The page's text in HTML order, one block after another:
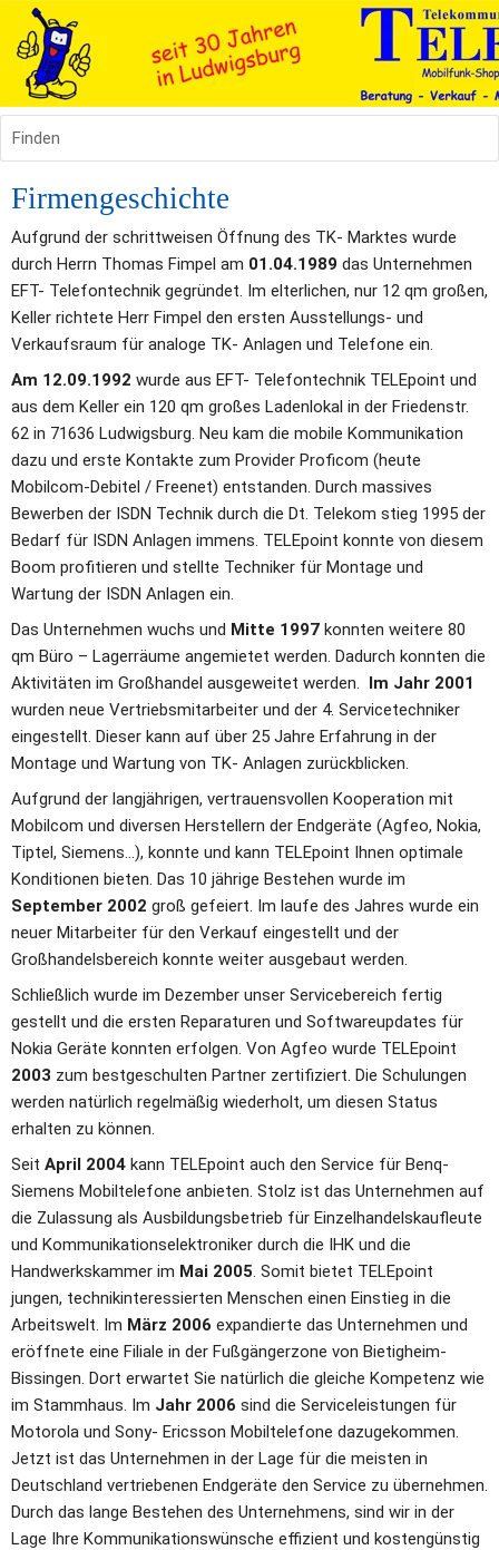
Finden
Firmengeschichte
Aufgrund der schrittweisen Öffnung des TK- Marktes wurde
durch Herrn Thomas Fimpel am 01.04.1989 das Unternehmen
EFT- Telefontechnik gegründet. Im elterlichen, nur 12 qm großen,
Keller richtete Herr Fimpel den ersten Ausstellungs- und
Verkaufsraum für analoge TK- Anlagen und Telefone ein.
Am 12.09.1992 wurde aus EFT- Telefontechnik TELEpoint und
aus dem Keller ein 120 qm großes Ladenlokal in der Friedenstr.
62 in 71636 Ludwigsburg. Neu kam die mobile Kommunikation
dazu und erste Kontakte zum Provider Proficom (heute
Mobilcom-Debitel / Freenet) entstanden. Durch massives
Bewerben der ISDN Technik durch die Dt. Telekom stieg 1995 der
Bedarf für ISDN Anlagen immens. TELEpoint konnte von diesem
Boom profitieren und stellte Techniker für Montage und
Wartung der ISDN Anlagen ein.
Das Unternehmen wuchs und Mitte 1997 konnten weitere 80
qm Büro – Lagerräume angemietet werden. Dadurch konnten die
Aktivitäten im Großhandel ausgeweitet werden. Im Jahr 2001
wurden neue Vertriebsmitarbeiter und der 4. Servicetechniker
eingestellt. Dieser kann auf über 25 Jahre Erfahrung in der
Montage und Wartung von TK- Anlagen zurückblicken.
Aufgrund der langjährigen, vertrauensvollen Kooperation mit
Mobilcom und diversen Herstellern der Endgeräte (Agfeo, Nokia,
Tiptel, Siemens…), konnte und kann TELEpoint Ihnen optimale
September 2002 groß gefeiert. Im laufe des Jahres wurde ein
neuer Mitarbeiter für den Verkauf eingestellt und der
Großhandelsbereich konnte weiter ausgebaut werden.
Schließlich wurde im Dezember unser Servicebereich fertig
gestellt und die ersten Reparaturen und Softwareupdates für
2003 zum bestgeschulten Partner zertifiziert. Die Schulungen
werden natürlich regelmäßig wiederholt, um diesen Status
erhalten zu können.
Seit April 2004 kann TELEpoint auch den Service für Benq-
Siemens Mobiltelefone anbieten. Stolz ist das Unternehmen auf
die Zulassung als Ausbildungsbetrieb für Einzelhandelskaufleute
und Kommunikationselektroniker durch die IHK und die
Handwerkskammer im Mai 2005. Somit bietet TELEpoint
jungen, technikinteressierten Menschen einen Einstieg in die
Arbeitswelt. Im März 2006 expandierte das Unternehmen und
eröffnete eine Filiale in der Fußgängerzone von Bietigheim-
Bissingen. Dort erwartet Sie natürlich die gleiche Kompetenz wie
im Stammhaus. Im Jahr 2006 sind die Serviceleistungen für
Motorola und Sony- Ericsson Mobiltelefone dazugekommen.
Jetzt ist das Unternehmen in der Lage für die meisten in
Deutschland vertriebenen Endgeräte den Service zu übernehmen.
Durch das lange Bestehen des Unternehmens, sind wir in der
Lage Ihre Kommunikationswünsche effizient und kostengünstig